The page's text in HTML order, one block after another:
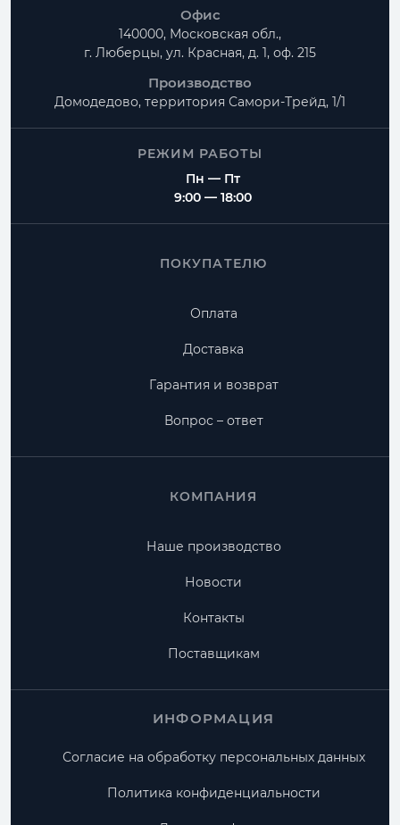
Офис
140000, Московская обл.,
г. Люберцы, ул. Красная, д. 1, оф. 215
Производство
Домодедово, территория Самори-Трейд, 1/1
РЕЖИМ РАБОТЫ
Пн — Пт
9:00 — 18:00
ПОКУПАТЕЛЮ
Оплата
Доставка
Гарантия и возврат
Вопрос – ответ
КОМПАНИЯ
Наше производство
Новости
Контакты
Поставщикам
ИНФОРМАЦИЯ
Согласие на обработку персональных данных
Политика конфиденциальности